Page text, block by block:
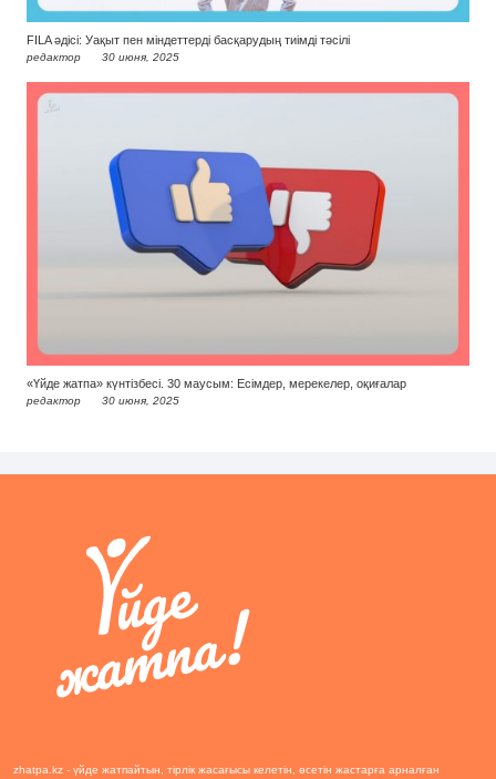
FILA әдісі: Уақыт пен міндеттерді басқарудың тиімді тәсілі
редактор 30 июня, 2025
«Үйде жатпа» күнтізбесі. 30 маусым: Есімдер, мерекелер, оқиғалар
редактор 30 июня, 2025
zhatpa.kz - үйде жатпайтын, тірлік жасағысы келетін, өсетін жастарға арналған